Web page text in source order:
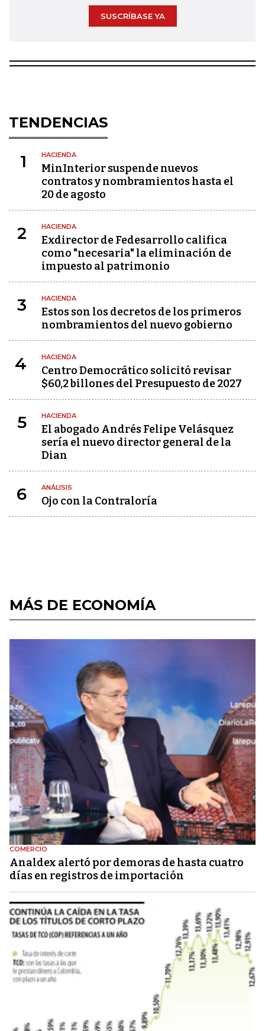
SUSCRÍBASE YA
TENDENCIAS
1 HACIENDA
MinInterior suspende nuevos
contratos y nombramientos hasta el
20 de agosto
2 HACIENDA
Exdirector de Fedesarrollo califica
como "necesaria" la eliminación de
impuesto al patrimonio
3 HACIENDA
Estos son los decretos de los primeros
nombramientos del nuevo gobierno
4 HACIENDA
Centro Democrático solicitó revisar
$60,2 billones del Presupuesto de 2027
5 HACIENDA
El abogado Andrés Felipe Velásquez
sería el nuevo director general de la
Dian
6 ANÁLISIS
Ojo con la Contraloría
MÁS DE ECONOMÍA
COMERCIO
Analdex alertó por demoras de hasta cuatro
días en registros de importación